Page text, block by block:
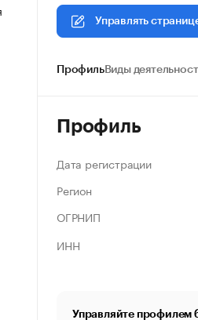
Управлять
ПрофильВиды
Профиль
Дата регистрации
Регион
ОГРНИП
ИНН
Управляйте профилем